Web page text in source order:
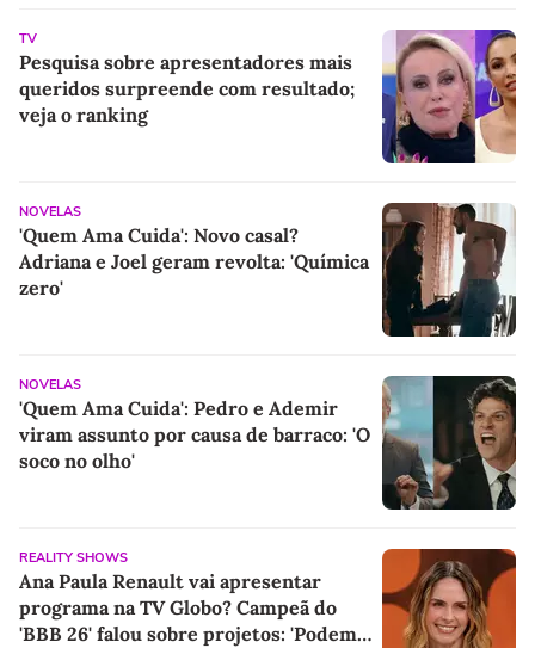
TV
Pesquisa sobre apresentadores mais
queridos surpreende com resultado;
veja o ranking
NOVELAS
'Quem Ama Cuida': Novo casal?
Adriana e Joel geram revolta: 'Química
zero'
NOVELAS
'Quem Ama Cuida': Pedro e Ademir
viram assunto por causa de barraco: 'O
soco no olho'
REALITY SHOWS
Ana Paula Renault vai apresentar
programa na TV Globo? Campeã do
'BBB 26' falou sobre projetos: 'Podem